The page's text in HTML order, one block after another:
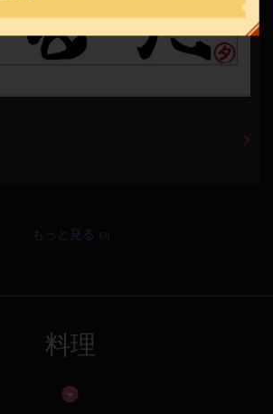
もっと見る (3)
料理
閉じる